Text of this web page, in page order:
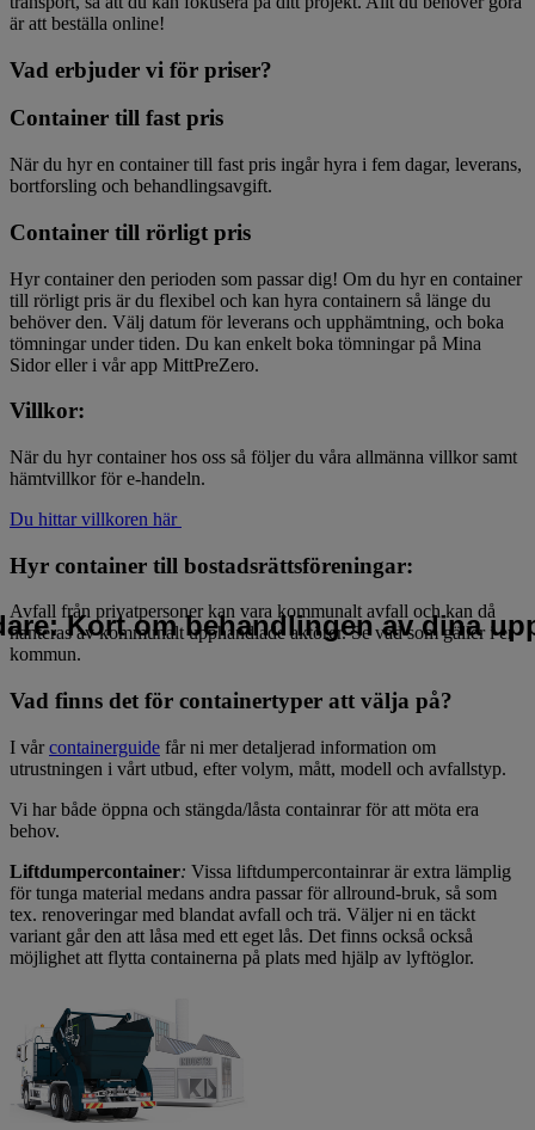
Kort om behandlingen av dina
är att beställa online!
Vad erbjuder vi för priser?
Container till fast pris
När du hyr en container till fast pris ingår hyra i fem dagar, leverans,
bortforsling och behandlingsavgift.
Container till rörligt pris
Hyr container den perioden som passar dig! Om du hyr en container
till rörligt pris är du flexibel och kan hyra containern så länge du
behöver den. Välj datum för leverans och upphämtning, och boka
tömningar under tiden. Du kan enkelt boka tömningar på Mina
Sidor eller i vår app MittPreZero.
Villkor:
När du hyr container hos oss så följer du våra allmänna villkor samt
hämtvillkor för e-handeln.
Du hittar villkoren här
Hyr container till bostadsrättsföreningar:
Avfall från privatpersoner kan vara kommunalt avfall och kan då
hanteras av kommunalt upphandlade aktörer. Se vad som gäller i er
kommun.
Vad finns det för containertyper att välja på?
I vårcontainerguide får ni mer detaljerad information om
utrustningen i vårt utbud, efter volym, mått, modell och avfallstyp.
Vi har både öppna och stängda/låsta containrar för att möta era
behov.
Liftdumpercontainer: Vissa liftdumpercontainrar är extra lämplig
för tunga material medans andra passar för allround-bruk, så som
tex. renoveringar med blandat avfall och trä. Väljer ni en täckt
variant går den att låsa med ett eget lås. Det finns också också
möjlighet att flytta containerna på plats med hjälp av lyftöglor.